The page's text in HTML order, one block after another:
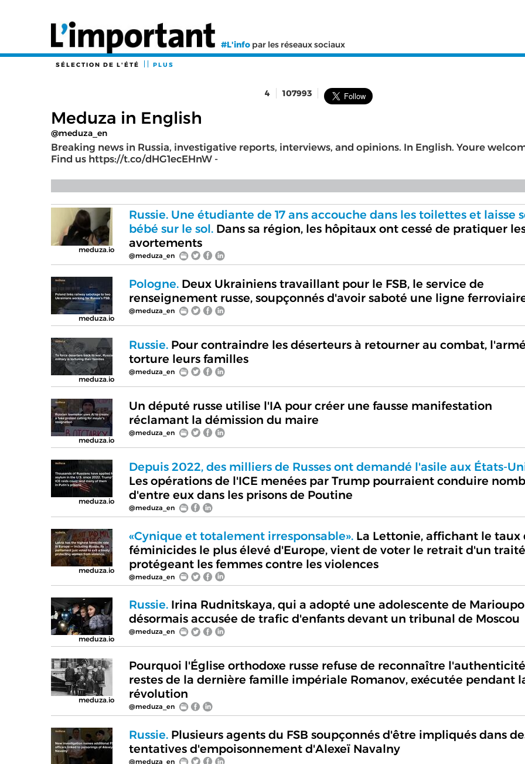
#L'info par les réseaux sociaux
SÉLECTION DE L'ÉTÉ PLUS
4 107993
Meduza in English
@meduza_en
Breaking news in Russia, investigative reports, interviews, and opinions. In English. Youre
Find us https://t.co/dHG1ecEHnW -
meduza.io
Russie. Une étudiante de 17 ans accouche dans les toilettes et laisse
bébé sur le sol.Dans sa région, les hôpitaux ont cessé de pratiquer
avortements
@meduza_en
meduza.io
Pologne.Deux Ukrainiens travaillant pour le FSB, le service de
renseignement russe, soupçonnés d'avoir saboté une ligne
@meduza_en
meduza.io
Russie.Pour contraindre les déserteurs à retourner au combat,
torture leurs familles
@meduza_en
meduza.io
Un député russe utilise l'IA pour créer une fausse manifestation
réclamant la démission du maire
@meduza_en
meduza.io
Depuis 2022, des milliers de Russes ont demandé l'asile aux États-
Les opérations de l'ICE menées par Trump pourraient conduire
d'entre eux dans les prisons de Poutine
@meduza_en
meduza.io
«Cynique et totalement irresponsable».La Lettonie, affichant le taux
féminicides le plus élevé d'Europe, vient de voter le retrait d'un traité
protégeant les femmes contre les violences
@meduza_en
meduza.io
Russie.Irina Rudnitskaya, qui a adopté une adolescente de
désormais accusée de trafic d'enfants devant un tribunal de Moscou
@meduza_en
meduza.io
Pourquoi l'Église orthodoxe russe refuse de reconnaître
restes de la dernière famille impériale Romanov, exécutée pendant
révolution
@meduza_en
Russie.Plusieurs agents du FSB soupçonnés d'être impliqués dans
tentatives d'empoisonnement d'Alexeï Navalny
@meduza_en